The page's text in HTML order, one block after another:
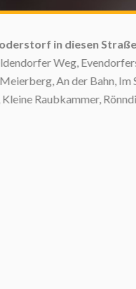
in diesen Straßen:
Weg,
An der Bahn, Im
Raubkammer,